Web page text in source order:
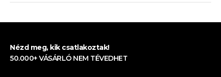
Nézd meg, kik csatlakoztak!
50.000+ VÁSÁRLÓ NEM TÉVEDHET